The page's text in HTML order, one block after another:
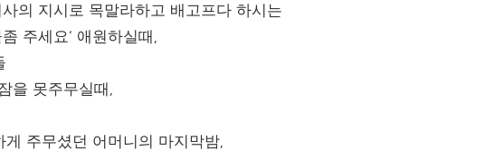
의 지시로 목말라하고 배고프다 하시는
주세요‘ 애원하실때,
을 못주무실때,
주무셨던 어머니의 마지막밤,